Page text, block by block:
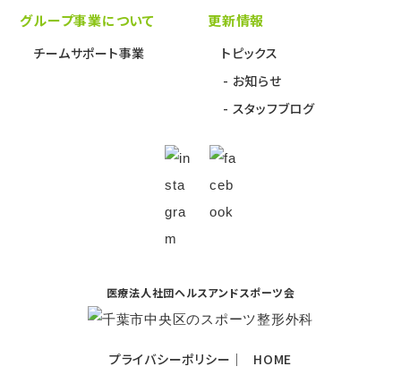
グループ事業について
チームサポート事業
更新情報
トピックス
お知らせ
スタッフブログ
医療法人社団ヘルスアンドスポーツ会
プライバシーポリシー HOME